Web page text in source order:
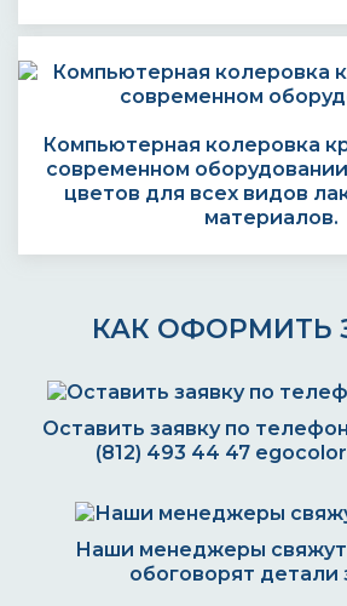
Компьютерная колеровка
современном
цветов для всех видов
материалов.
КАК ОФОРМИТЬ
Оставить заявку по
(812) 493 44 47
Наши менеджеры
обоговорят детали